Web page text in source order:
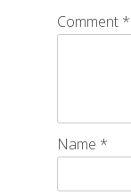
Comment *
Name *